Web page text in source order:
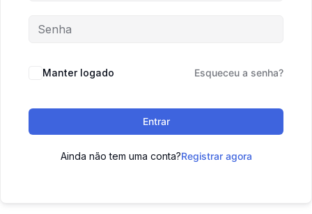
Manter logado Esqueceu a senha?
Entrar
Ainda não tem uma conta?Registrar agora